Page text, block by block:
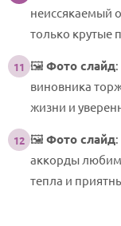
неиссякаемый
только крутые
11 🖼️ Фото слайд
виновника
жизни и
12 🖼️ Фото слайд
аккорды
тепла и